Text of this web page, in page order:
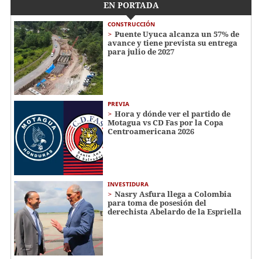
EN PORTADA
CONSTRUCCIÓN
Puente Uyuca alcanza un 57% de
avance y tiene prevista su entrega
para julio de 2027
PREVIA
Hora y dónde ver el partido de
Motagua vs CD Fas por la Copa
Centroamericana 2026
INVESTIDURA
Nasry Asfura llega a Colombia
para toma de posesión del
derechista Abelardo de la Espriella